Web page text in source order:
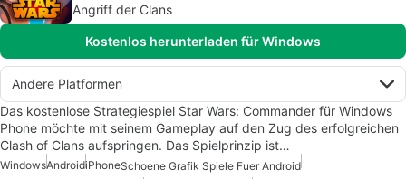
Angriff der Clans
Kostenlos herunterladen für Windows
Andere Platformen
Das kostenlose Strategiespiel Star Wars: Commander für Windows
Phone möchte mit seinem Gameplay auf den Zug des erfolgreichen
Clash of Clans aufspringen. Das Spielprinzip ist…
WindowsAndroidiPhoneSchoene Grafik Spiele Fuer Android